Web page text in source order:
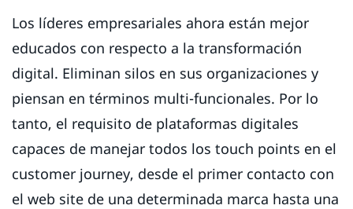
Los líderes empresariales ahora están mejor
educados con respecto a la transformación
digital. Eliminan silos en sus organizaciones y
piensan en términos multi-funcionales. Por lo
tanto, el requisito de plataformas digitales
capaces de manejar todos los touch points en el
customer journey, desde el primer contacto con
el web site de una determinada marca hasta una